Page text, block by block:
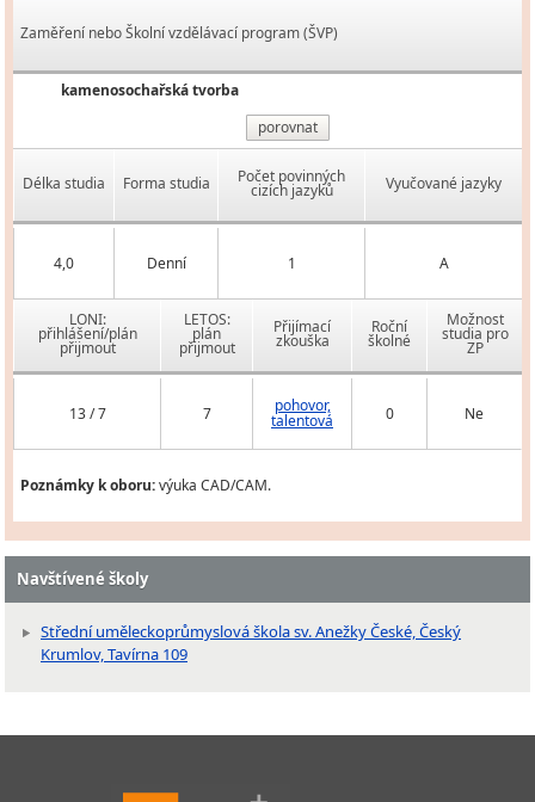
Zaměření nebo Školní vzdělávací program (ŠVP)
kamenosochařská tvorba
porovnat
Délka studia Forma studia Počet povinných
cizích jazyků Vyučované jazyky
4,0 Denní 1 A
LONI:
přihlášení/plán
přijmout
LETOS:
plán
přijmout
Přijímací
zkouška
Roční
školné
Možnost
studia pro
ZP
13 / 7 7 pohovor,
talentová 0 Ne
Poznámky k oboru:výuka CAD/CAM.
Navštívené školy
Střední uměleckoprůmyslová škola sv. Anežky České, Český
Krumlov, Tavírna 109